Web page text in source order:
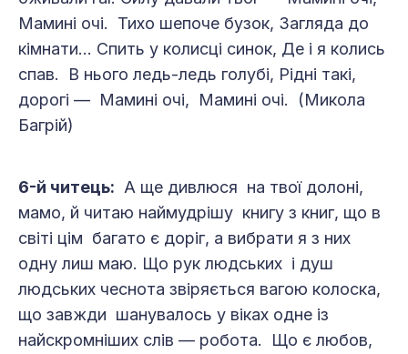
Мамині очі. Тихо шепоче бузок, Загляда до
кімнати... Спить у колисці синок, Де і я колись
спав. В нього ледь-ледь голубі, Рідні такі,
дорогі — Мамині очі, Мамині очі. (Микола
Багрій)
6-й читець: А ще дивлюся на твої долоні,
мамо, й читаю наймудрішу книгу з книг, що в
світі цім багато є доріг, а вибрати я з них
одну лиш маю. Що рук людських і душ
людських чеснота звіряється вагою колоска,
що завжди шанувалось у віках одне із
найскромніших слів — робота. Що є любов,